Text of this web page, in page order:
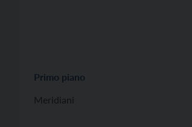
Primo piano
Meridiani